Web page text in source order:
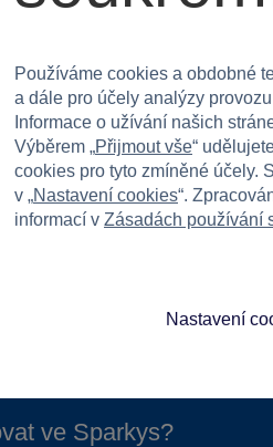
do 5 měsíců, vhodný pro kluky i
pro spánek.
svému dítěti klidný a
.
ve Sparkys?
Používáme cookies a obdobné
a dále pro účely analýzy
Informace o užívání našich
Výběrem „Přijmout vše“
cookies pro tyto zmíněné účely.
v „Nastavení cookies“.
informací v Zásadách používání
Nastavení